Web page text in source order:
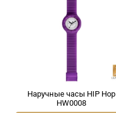
Наручные часы HIP Hop
HW0008